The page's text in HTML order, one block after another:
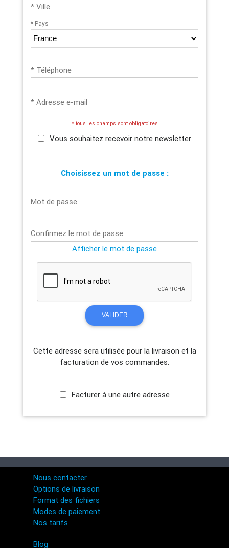
* Ville
* Pays
* Téléphone
* Adresse e-mail
* tous les champs sont obligatoires
Vous souhaitez recevoir notre newsletter
Choisissez un mot de passe :
Mot de passe
Confirmez le mot de passe
Afficher le mot de passe
VALIDER
Cette adresse sera utilisée pour la livraison et la
facturation de vos commandes.
Facturer à une autre adresse
Nous contacter
Options de livraison
Format des fichiers
Modes de paiement
Nos tarifs
Blog